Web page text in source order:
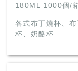
180ML 1000個/
各式布丁燒杯、
杯、奶酪杯